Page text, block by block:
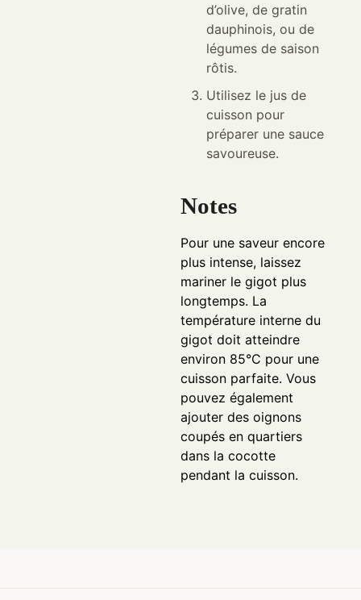
d’olive, de gratin
dauphinois, ou de
légumes de saison
rôtis.
Utilisez le jus de
cuisson pour
préparer une sauce
savoureuse.
Notes
Pour une saveur encore
plus intense, laissez
mariner le gigot plus
longtemps. La
température interne du
gigot doit atteindre
environ 85°C pour une
cuisson parfaite. Vous
pouvez également
ajouter des oignons
coupés en quartiers
dans la cocotte
pendant la cuisson.